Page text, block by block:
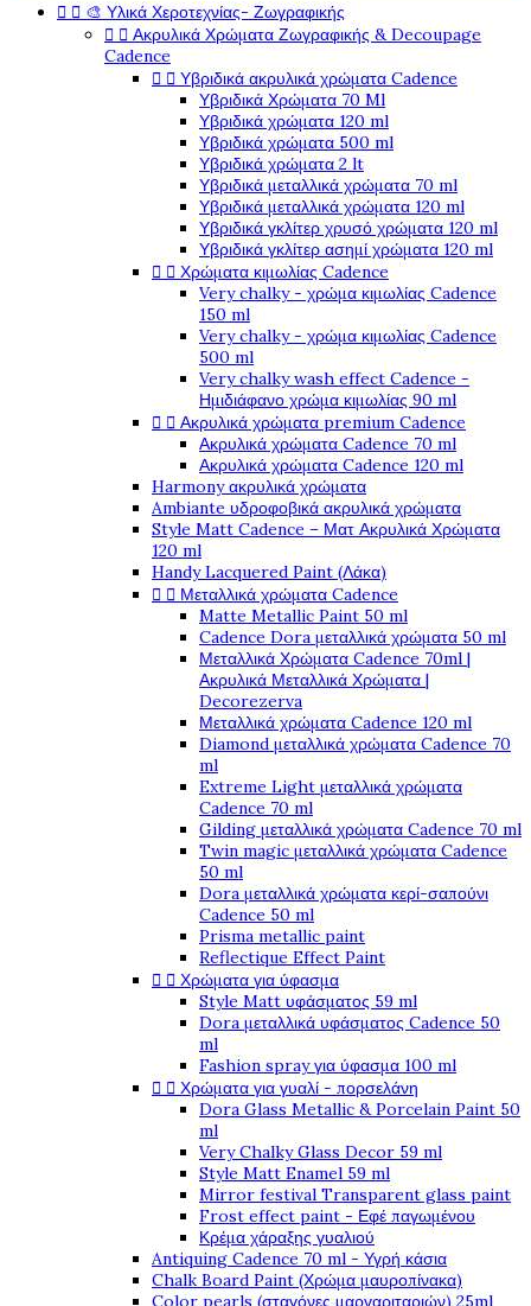
  🎨 Υλικά Χεροτεχνίας- Ζωγραφικής
  Ακρυλικά Χρώματα Ζωγραφικής & Decoupage
Cadence
  Υβριδικά ακρυλικά χρώματα Cadence
Υβριδικά Χρώματα 70 Ml
Υβριδικά χρώματα 120 ml
Υβριδικά χρώματα 500 ml
Υβριδικά χρώματα 2 lt
Υβριδικά μεταλλικά χρώματα 70 ml
Υβριδικά μεταλλικά χρώματα 120 ml
Υβριδικά γκλίτερ χρυσό χρώματα 120 ml
Υβριδικά γκλίτερ ασημί χρώματα 120 ml
  Χρώματα κιμωλίας Cadence
Very chalky - χρώμα κιμωλίας Cadence
150 ml
Very chalky - χρώμα κιμωλίας Cadence
500 ml
Very chalky wash effect Cadence -
Ημιδιάφανο χρώμα κιμωλίας 90 ml
  Ακρυλικά χρώματα premium Cadence
Ακρυλικά χρώματα Cadence 70 ml
Ακρυλικά χρώματα Cadence 120 ml
Harmony ακρυλικά χρώματα
Ambiante υδροφοβικά ακρυλικά χρώματα
Style Matt Cadence – Ματ Ακρυλικά Χρώματα
120 ml
Handy Lacquered Paint (Λάκα)
  Μεταλλικά χρώματα Cadence
Matte Metallic Paint 50 ml
Cadence Dora μεταλλικά χρώματα 50 ml
Μεταλλικά Χρώματα Cadence 70ml |
Ακρυλικά Μεταλλικά Χρώματα |
Decorezerva
Μεταλλικά χρώματα Cadence 120 ml
Diamond μεταλλικά χρώματα Cadence 70
ml
Extreme Light μεταλλικά χρώματα
Cadence 70 ml
Gilding μεταλλικά χρώματα Cadence 70 ml
Twin magic μεταλλικά χρώματα Cadence
50 ml
Dora μεταλλικά χρώματα κερί-σαπούνι
Cadence 50 ml
Prisma metallic paint
Reflectique Effect Paint
  Χρώματα για ύφασμα
Style Matt υφάσματος 59 ml
Dora μεταλλικά υφάσματος Cadence 50
ml
Fashion spray για ύφασμα 100 ml
  Χρώματα για γυαλί - πορσελάνη
Dora Glass Metallic & Porcelain Paint 50
ml
Very Chalky Glass Decor 59 ml
Style Matt Enamel 59 ml
Mirror festival Transparent glass paint
Frost effect paint - Εφέ παγωμένου
Κρέμα χάραξης γυαλιού
Antiquing Cadence 70 ml - Υγρή κάσια
Chalk Board Paint (Χρώμα μαυροπίνακα)
Color pearls (σταγόνες μαργαριταριών) 25ml